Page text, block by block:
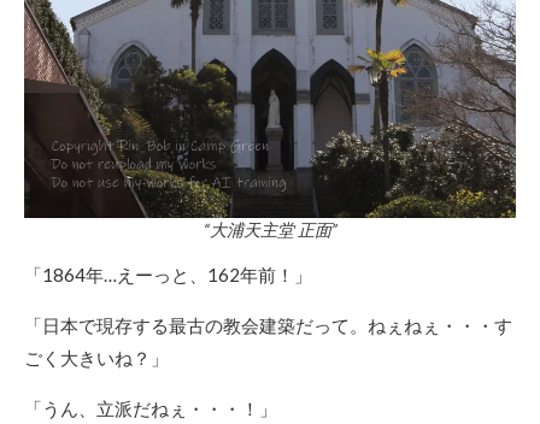
“大浦天主堂 正面”
「1864年…えーっと、162年前！」
「日本で現存する最古の教会建築だって。ねぇねぇ・・・す
ごく大きいね？」
「うん、立派だねぇ・・・！」